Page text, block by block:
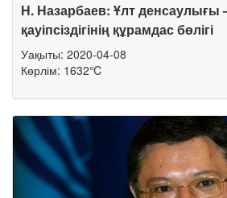
Н. Назарбаев: Ұлт денсаулығы
қауіпсіздігінің құрамдас бөлігі
Уақыты: 2020-04-08
Көрлім: 1632℃